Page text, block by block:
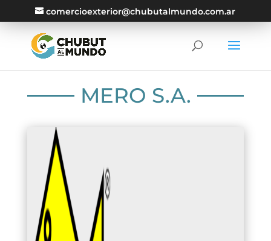
comercioexterior@chubutalmundo.com.ar
MERO S.A.